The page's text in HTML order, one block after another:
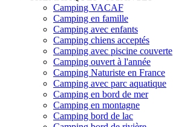
Camping VACAF
Camping en famille
Camping avec enfants
Camping chiens acceptés
Camping avec piscine couverte
Camping ouvert à l'année
Camping Naturiste en France
Camping avec parc aquatique
Camping en bord de mer
Camping en montagne
Camping bord de lac